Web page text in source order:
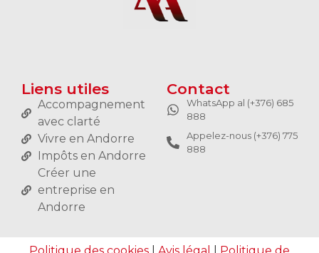
Liens utiles
Accompagnement
avec clarté
Vivre en Andorre
Impôts en Andorre
Créer une
entreprise en
Andorre
Contact
WhatsApp al (+376) 685
888
Appelez-nous (+376) 775
888